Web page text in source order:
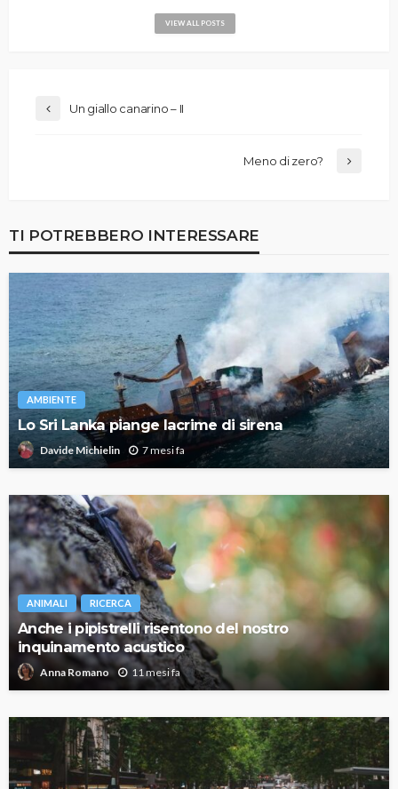
VIEW ALL POSTS
Un giallo canarino – II
Meno di zero?
TI POTREBBERO INTERESSARE
AMBIENTE
Lo Sri Lanka piange lacrime di sirena
Davide Michielin 7 mesi fa
ANIMALI RICERCA
Anche i pipistrelli risentono del nostro
inquinamento acustico
Anna Romano 11 mesi fa